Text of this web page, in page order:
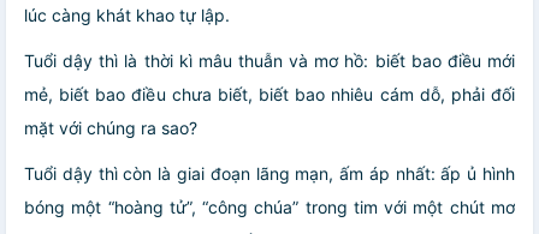
lúc càng khát khao tự lập.
Tuổi dậy thì là thời kì mâu thuẫn và mơ hồ: biết bao điều mới
mẻ, biết bao điều chưa biết, biết bao nhiêu cám dỗ, phải đối
mặt với chúng ra sao?
Tuổi dậy thì còn là giai đoạn lãng mạn, ấm áp nhất: ấp ủ hình
bóng một “hoàng tử”, “công chúa” trong tim với một chút mơ